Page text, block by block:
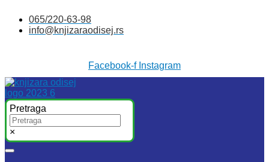
sadržaj
065/220-63-98
info@knjizaraodisej.rs
Facebook-f Instagram
Pretraga
×